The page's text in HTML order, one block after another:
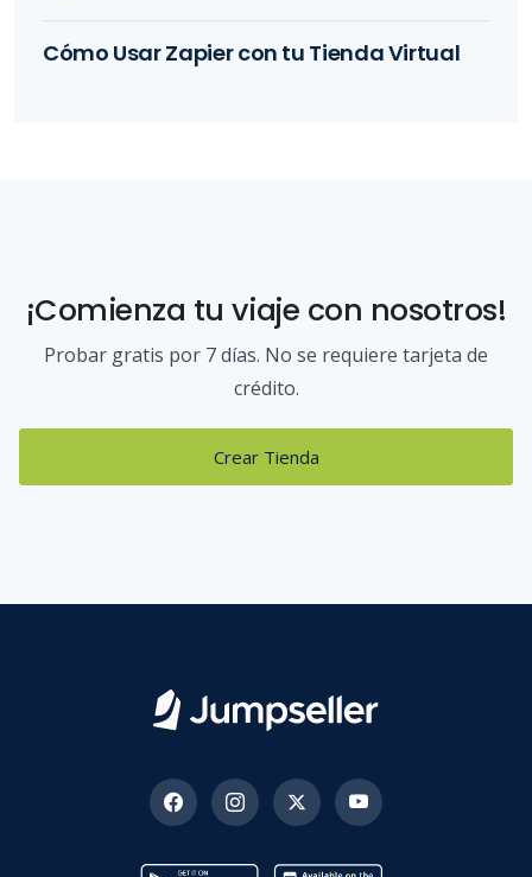
Cómo Usar Zapier con tu Tienda Virtual
¡Comienza tu viaje con nosotros!
Probar gratis por 7 días. No se requiere tarjeta de
crédito.
Crear Tienda